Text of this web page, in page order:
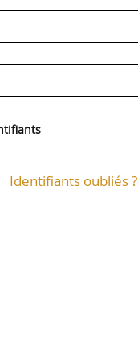
Identifiants oubliés ?